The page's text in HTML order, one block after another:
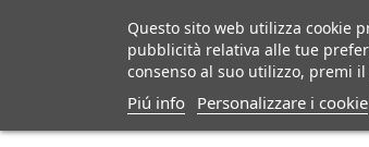
Questo sito web utilizza cookie
pubblicità relativa alle tue
consenso al suo utilizzo, premi
Piú info Personalizzare i cookie